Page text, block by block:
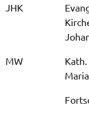
JHK
MW